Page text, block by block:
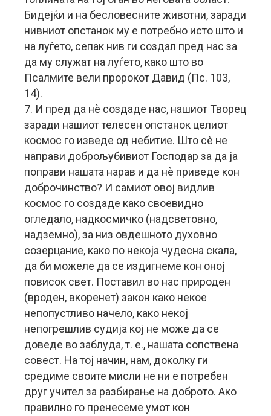
Бидејќи и на бесловесните животни, заради
нивниот опстанок му е потребно исто што и
на луѓето, сепак нив ги создал пред нас за
да му служат на луѓето, како што во
Псалмите вели пророкот Давид (Пс. 103,
14).
7. И пред да нè создаде нас, нашиот Творец
заради нашиот телесен опстанок целиот
космос го изведе од небитие. Што сè не
направи доброљубивиот Господар за да ја
поправи нашата нарав и да нè приведе кон
доброчинство? И самиот овој видлив
космос го создаде како своевидно
огледало, надкосмичко (надсветовно,
надземно), за низ овдешното духовно
созерцание, како по некоја чудесна скала,
да би можеле да се издигнеме кон оној
повисок свет. Поставил во нас природен
(вроден, вкоренет) закон како некое
непопустливо начело, како некој
непогрешлив судија кој не може да се
доведе во заблуда, т. е., нашата сопствена
совест. На тој начин, нам, доколку ги
средиме своите мисли не ни е потребен
друг учител за разбирање на доброто. Ако
правилно го пренесеме умот кон